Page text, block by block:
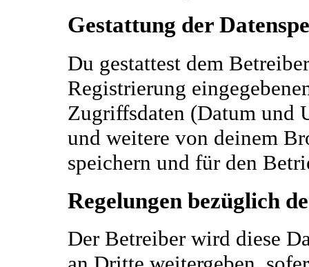
Gestattung der
Du gestattest dem
Registrierung
Zugriffsdaten (Datum und
und weitere von deinem
speichern und für den
Regelungen bezüglich
Der Betreiber wird diese